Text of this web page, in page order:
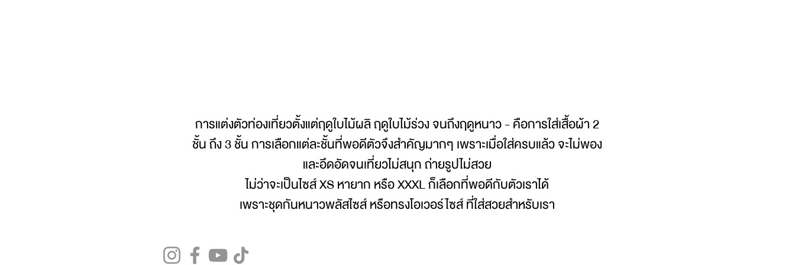
การแต่งตัวท่องเที่ยวตั้งแต่ฤดูใบไม้ผลิ ฤดูใบไม้ร่วง จนถึงฤดูหนาว - คือการใส่เสื้อผ้า 2
ชั้น ถึง 3 ชั้น การเลือกแต่ละชั้นที่พอดีตัวจึงสำคัญมากๆ เพราะเมื่อใส่ครบแล้ว จะไม่พอง
และอึดอัดจนเที่ยวไม่สนุก ถ่ายรูปไม่สวย
ไม่ว่าจะเป็นไซส์ XS หายาก หรือ XXXL ก็เลือกที่พอดีกับตัวเราได้
เพราะชุดกันหนาวพลัสไซส์ หรือทรงโอเวอร์ไซส์ ที่ใส่สวยสำหรับเรา